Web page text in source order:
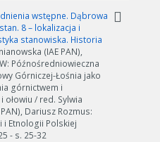
wstępne. Dąbrowa
8 – lokalizacja i
stanowiska. Historia
(IAE PAN),
Późnośredniowieczna
Górniczej-Łośnia jako
górnictwem i
/ red. Sylwia
Dariusz Rozmus:
Etnologii Polskiej
- s. 25-32